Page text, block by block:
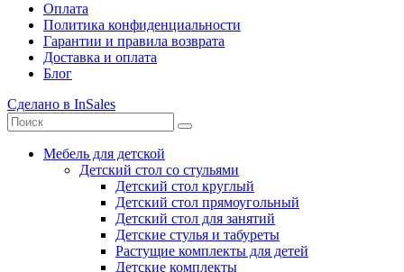
Оплата
Политика конфиденциальности
Гарантии и правила возврата
Доставка и оплата
Блог
Сделано в InSales
Мебель для детской
Детский стол со стульями
Детский стол круглый
Детский стол прямоугольный
Детский стол для занятий
Детские стулья и табуреты
Растущие комплекты для детей
Детские комплекты